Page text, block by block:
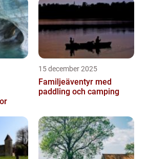
15 december 2025
Familjeäventyr med
paddling och camping